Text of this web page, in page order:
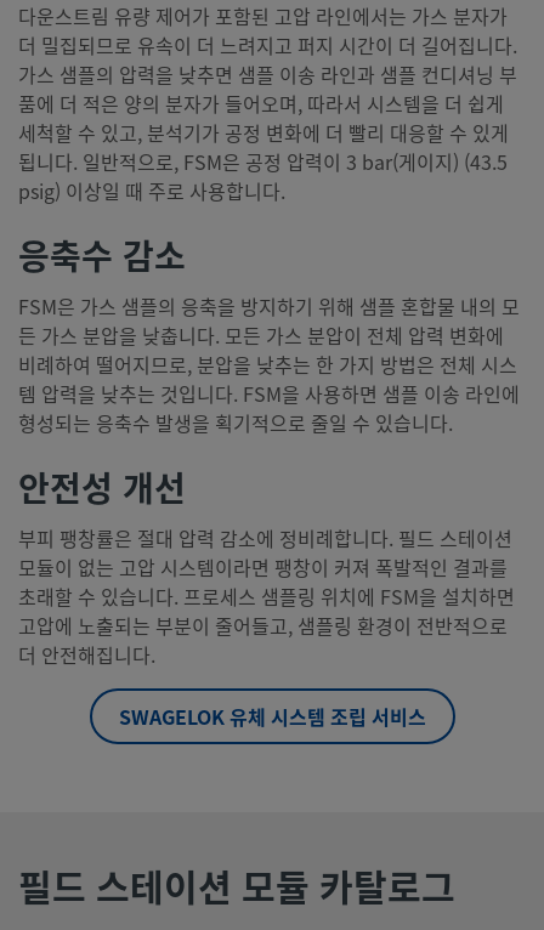
다운스트림 유량 제어가 포함된 고압 라인에서는 가스 분자가
더 밀집되므로 유속이 더 느려지고 퍼지 시간이 더 길어집니다.
가스 샘플의 압력을 낮추면 샘플 이송 라인과 샘플 컨디셔닝 부
품에 더 적은 양의 분자가 들어오며, 따라서 시스템을 더 쉽게
세척할 수 있고, 분석기가 공정 변화에 더 빨리 대응할 수 있게
됩니다. 일반적으로, FSM은 공정 압력이 3 bar(게이지) (43.5
psig) 이상일 때 주로 사용합니다.
응축수 감소
FSM은 가스 샘플의 응축을 방지하기 위해 샘플 혼합물 내의 모
든 가스 분압을 낮춥니다. 모든 가스 분압이 전체 압력 변화에
비례하여 떨어지므로, 분압을 낮추는 한 가지 방법은 전체 시스
템 압력을 낮추는 것입니다. FSM을 사용하면 샘플 이송 라인에
형성되는 응축수 발생을 획기적으로 줄일 수 있습니다.
안전성 개선
부피 팽창률은 절대 압력 감소에 정비례합니다. 필드 스테이션
모듈이 없는 고압 시스템이라면 팽창이 커져 폭발적인 결과를
초래할 수 있습니다. 프로세스 샘플링 위치에 FSM을 설치하면
고압에 노출되는 부분이 줄어들고, 샘플링 환경이 전반적으로
더 안전해집니다.
SWAGELOK 유체 시스템 조립 서비스
필드 스테이션 모듈 카탈로그